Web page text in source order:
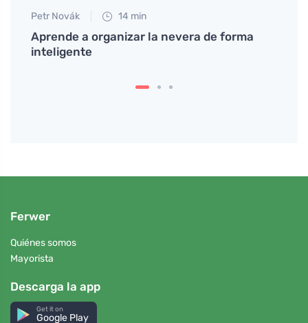
Petr Novák 14 min
Aprende a organizar la nevera de forma
inteligente
Ferwer
Quiénes somos
Mayorista
Descarga la app
Get it on
Google Play